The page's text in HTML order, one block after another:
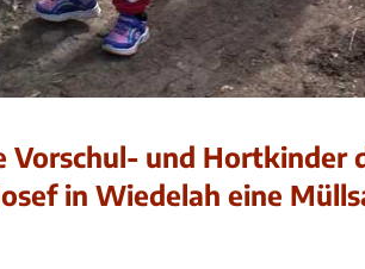
Vorschul- und Hortkinder
in Wiedelah eine